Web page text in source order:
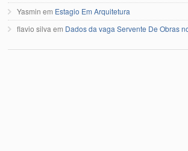
Yasmin em Estagio Em Arquitetura
flavio silva em Dados da vaga Servente De Obras